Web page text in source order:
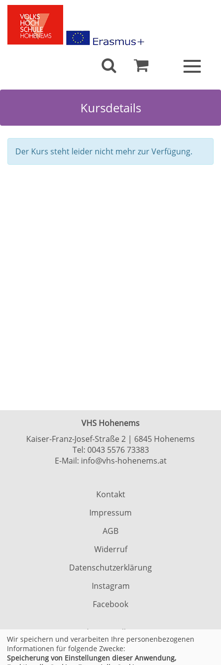
Toggle
Kursdetails
Der Kurs steht leider nicht mehr zur Verfügung.
VHS Hohenems
Kaiser-Franz-Josef-Straße 2 | 6845 Hohenems
Tel: 0043 5576 73383
E-Mail: info@vhs-hohenems.at
Kontakt
Impressum
AGB
Widerruf
Datenschutzerklärung
Instagram
Facebook
Cookie Einstellungen
Wir speichern und verarbeiten Ihre personenbezogenen
Informationen für folgende Zwecke:
Speicherung von Einstellungen dieser Anwendung,